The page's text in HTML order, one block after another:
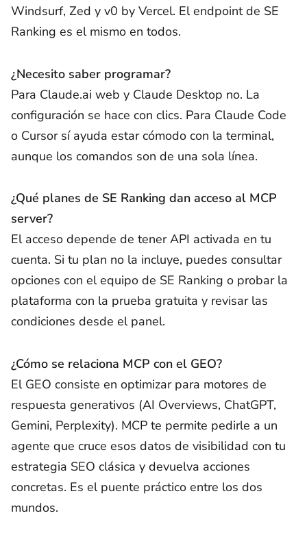
Windsurf, Zed y v0 by Vercel. El endpoint de SE
Ranking es el mismo en todos.
¿Necesito saber programar?
Para Claude.ai web y Claude Desktop no. La
configuración se hace con clics. Para Claude Code
o Cursor sí ayuda estar cómodo con la terminal,
aunque los comandos son de una sola línea.
¿Qué planes de SE Ranking dan acceso al MCP
server?
El acceso depende de tener API activada en tu
cuenta. Si tu plan no la incluye, puedes consultar
opciones con el equipo de SE Ranking o probar la
plataforma con la prueba gratuita y revisar las
condiciones desde el panel.
¿Cómo se relaciona MCP con el GEO?
El GEO consiste en optimizar para motores de
respuesta generativos (AI Overviews, ChatGPT,
Gemini, Perplexity). MCP te permite pedirle a un
agente que cruce esos datos de visibilidad con tu
estrategia SEO clásica y devuelva acciones
concretas. Es el puente práctico entre los dos
mundos.